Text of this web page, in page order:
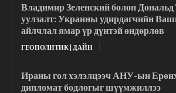
Владимир Зеленский болон
уулзалт: Украины удирдагчийн
айлчлал ямар үр дүнтэй өндөрлөв
ГЕОПОЛИТИК | ДАЙН
Ираны гол хэлэлцээч АНУ-ын
дипломат бодлогыг шүүмжиллээ